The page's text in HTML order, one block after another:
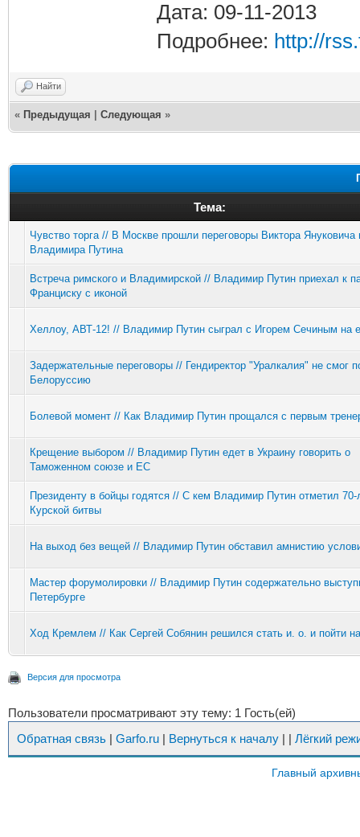
Дата: 09-11-2013
Подробнее: http://
Найти
« Предыдущая Следующая »
Тема:
Чувство торга // В Москве прошли переговоры Виктора Януковича
Владимира Путина
Встреча римского и Владимирской // Владимир Путин приехал к
Франциску с иконой
Хеллоу, АВТ-12! // Владимир Путин сыграл с Игорем Сечиным на
Задержательные переговоры // Гендиректор "Уралкалия" не смог
Белоруссию
Болевой момент // Как Владимир Путин прощался с первым
Крещение выбором // Владимир Путин едет в Украину говорить о
Таможенном союзе и ЕС
Президенту в бойцы годятся // С кем Владимир Путин отметил 70-
Курской битвы
На выход без вещей // Владимир Путин обставил амнистию
Мастер форумолировки // Владимир Путин содержательно
Петербурге
Ход Кремлем // Как Сергей Собянин решился стать и. о. и пойти
Версия для просмотра
Пользователи просматривают эту тему: 1 Гость(ей)
Обратная связь | Garfo.ru | Вернуться к началу | | Лёгкий
Главный